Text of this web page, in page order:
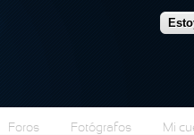
Foros Fotógrafos Mi